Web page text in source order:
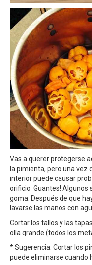
Vas a querer protegerse
la pimienta, pero una vez
interior puede causar
orificio. Guantes! Algunos
goma. Después de que
lavarse las manos con
Cortar los tallos y las
olla grande (todos los
* Sugerencia: Cortar los
puede eliminarse cuando